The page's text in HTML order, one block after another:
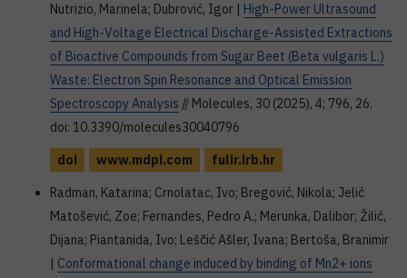
Nutrizio, Marinela; Dubrović, Igor | High-Power Ultrasound
and High-Voltage Electrical Discharge-Assisted Extractions
of Bioactive Compounds from Sugar Beet (Beta vulgaris L.)
Waste: Electron Spin Resonance and Optical Emission
Spectroscopy Analysis // Molecules, 30 (2025), 4; 796, 26.
doi: 10.3390/molecules30040796
doi
www.mdpi.com
fulir.irb.hr
Radman, Katarina; Crnolatac, Ivo; Bregović, Nikola; Jelić
Matošević, Zoe; Fernandes, Pedro A.; Merunka, Dalibor; Žilić,
Dijana; Piantanida, Ivo; Leščić Ašler, Ivana; Bertoša, Branimir
| Conformational change induced by binding of Mn2+ ions